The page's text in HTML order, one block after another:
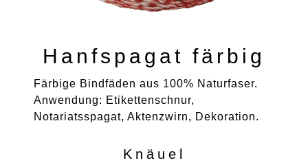
Hanfspagat färbig
Färbige Bindfäden aus 100% Naturfaser.
Anwendung: Etikettenschnur,
Notariatsspagat, Aktenzwirn, Dekoration.
Knäuel